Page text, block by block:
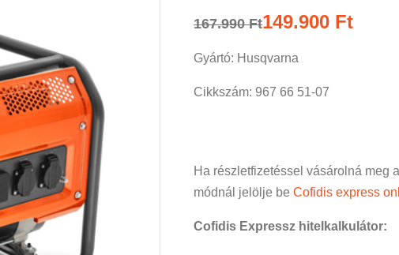
167.990Ft149.900 Ft
Gyártó: Husqvarna
Cikkszám: 967 66 51-07
Ha részletfizetéssel vásárolná meg
módnál jelölje beCofidis express
Cofidis Expressz hitelkalkulátor: